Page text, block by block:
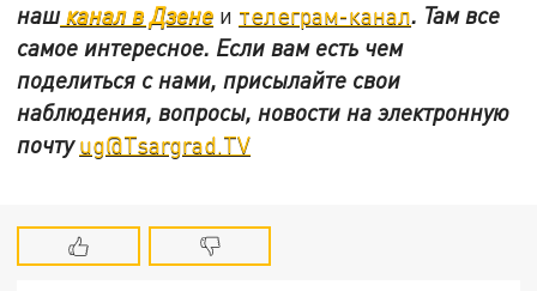
нашканал в Дзене и телеграм-канал. Там все
самое интересное. Если вам есть чем
поделиться с нами, присылайте свои
наблюдения, вопросы, новости на электронную
почтуug@Tsargrad.TV